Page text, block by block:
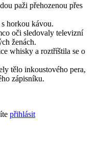
paži přehozenou přes
horkou kávou.
oči sledovaly televizní
ženách.
whisky a roztříštila se o
tělo inkoustového pera,
zápisníku.
přihlásit